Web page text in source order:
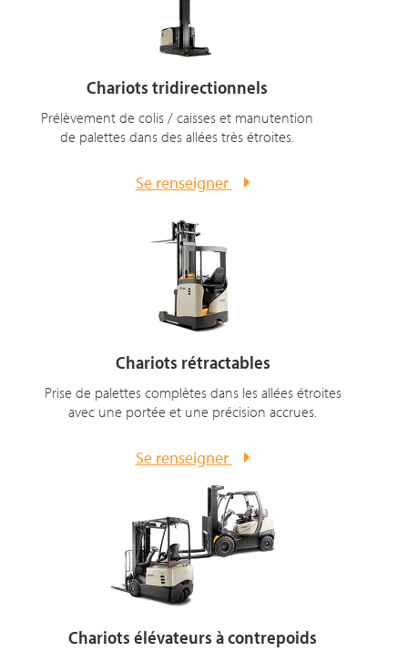
Chariots tridirectionnels
Prélèvement de colis / caisses et manutention
de palettes dans des allées très étroites.
Se renseigner
Chariots rétractables
Prise de palettes complètes dans les allées étroites
avec une portée et une précision accrues.
Se renseigner
Chariots élévateurs à contrepoids